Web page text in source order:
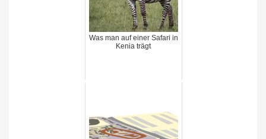
Was man auf einer Safari in
Kenia trägt